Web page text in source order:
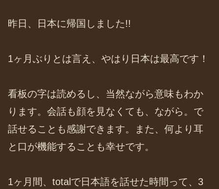
昨日、日本に帰国しました!!
1ヶ月ぶりとは言え、やはり日本は最高です！
看板の字は読めるし、当然ながら意味もわか
ります。会話も顔を見なくても、ながら。で
話せることも感謝できます。また、何より耳
と口が機能することも幸せです。
1ヶ月間、totalで日本語を話せた時間って、3